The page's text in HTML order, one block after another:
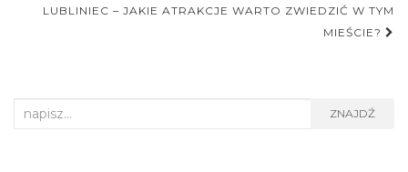
LUBLINIEC – JAKIE ATRAKCJE WARTO ZWIEDZIĆ W TYM
MIEŚCIE?
Search
ZNAJDŹ